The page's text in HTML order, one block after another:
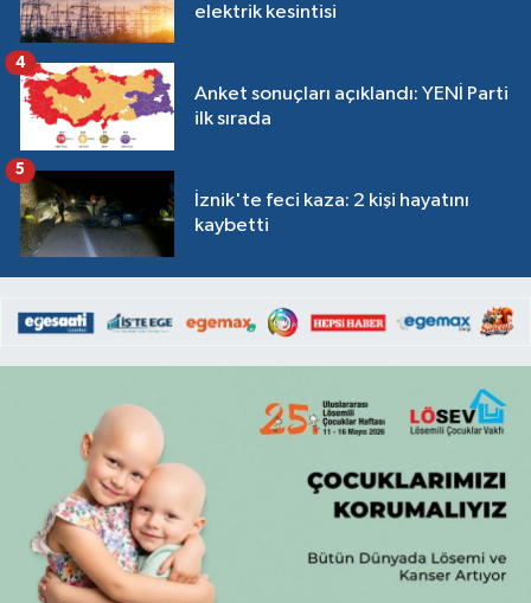
elektrik kesintisi
Anket sonuçları açıklandı: YENİ Parti
ilk sırada
4
İznik'te feci kaza: 2 kişi hayatını
kaybetti
5